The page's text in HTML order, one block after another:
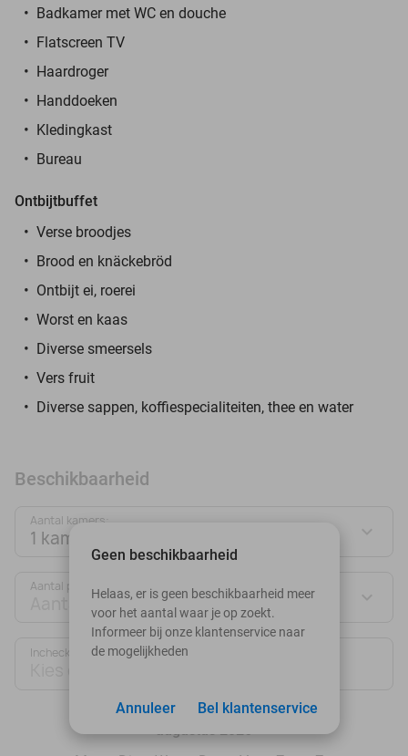
Badkamer met WC en douche
Flatscreen TV
Haardroger
Handdoeken
Kledingkast
Bureau
Ontbijtbuffet
Verse broodjes
Brood en knäckebröd
Ontbijt ei, roerei
Worst en kaas
Diverse smeersels
Vers fruit
Diverse sappen, koffiespecialiteiten, thee en water
Beschikbaarheid
Aantal kamers:
1 kamer
Aantal personen:
Aantal personen
Inchecken
Geen beschikbaarheid
Helaas, er is geen beschikbaarheid meer
voor het aantal waar je op zoekt.
Informeer bij onze klantenservice naar
de mogelijkheden
Bel klantenservice
Annuleer